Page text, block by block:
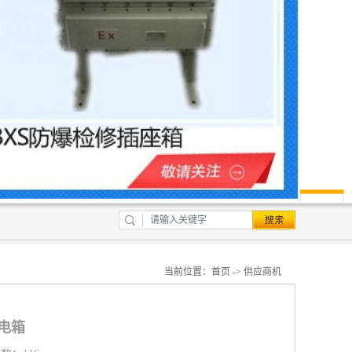
当前位置： 首页 -> 供应商机
箱